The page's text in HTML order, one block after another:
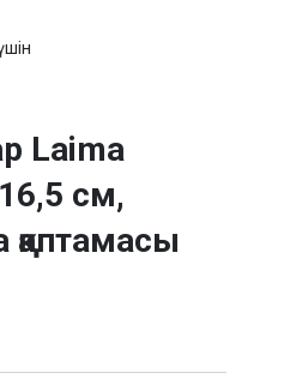
Laima
см,
қаптамасы